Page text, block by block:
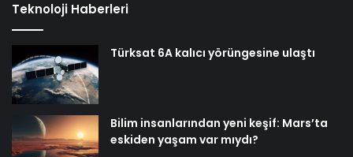
Teknoloji Haberleri
Türksat 6A kalıcı yörüngesine ulaştı
Bilim insanlarından yeni keşif: Mars’ta
eskiden yaşam var mıydı?